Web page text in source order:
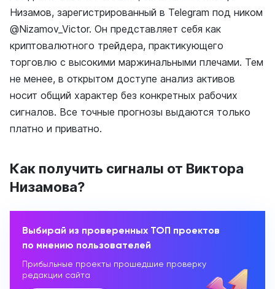
Низамов, зарегистрированный в Telegram под ником
@Nizamov_Victor. Он представляет себя как
криптовалютного трейдера, практикующего
торговлю с высокими маржинальными плечами. Тем
не менее, в открытом доступе анализ активов
носит общий характер без конкретных рабочих
сигналов. Все точные прогнозы выдаются только
платно и приватно.
Как получить сигналы от Виктора
Низамова?
Выбирай из проверенных ТОП проектов
по мнению пользователей
Прибыльные проекты прошедшие проверку
редакции сайта